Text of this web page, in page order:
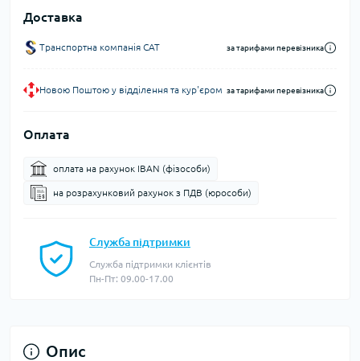
Доставка
Транспортна компанія CAT за тарифами перевізника
Новою Поштою у відділення та кур'єром за тарифами перевізника
Оплата
оплата на рахунок IBAN (фізособи)
на розрахунковий рахунок з ПДВ (юрособи)
Служба підтримки
Служба підтримки клієнтів
Пн-Пт: 09.00-17.00
Опис